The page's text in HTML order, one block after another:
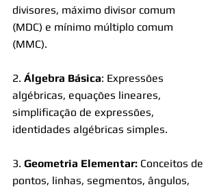
divisores, máximo divisor comum
(MDC) e mínimo múltiplo comum
(MMC).
2. Álgebra Básica: Expressões
algébricas, equações lineares,
simplificação de expressões,
identidades algébricas simples.
3. Geometria Elementar: Conceitos de
pontos, linhas, segmentos, ângulos,